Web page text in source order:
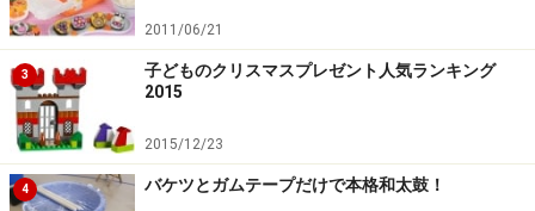
2011/06/21
3
子どものクリスマスプレゼント人気ランキング
2015
2015/12/23
4 バケツとガムテープだけで本格和太鼓！